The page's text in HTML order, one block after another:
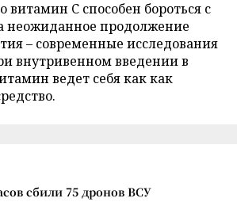
витамин C способен бороться с
неожиданное продолжение
– современные исследования
внутривенном введении в
ведет себя как как
сбили 75 дронов ВСУ